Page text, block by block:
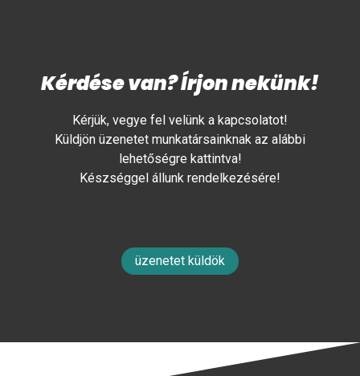
Kérdése van? Írjon nekünk!
Kérjük, vegye fel velünk a kapcsolatot!
Küldjön üzenetet munkatársainknak az alábbi
lehetőségre kattintva!
Készséggel állunk rendelkezésére!
üzenetet küldök